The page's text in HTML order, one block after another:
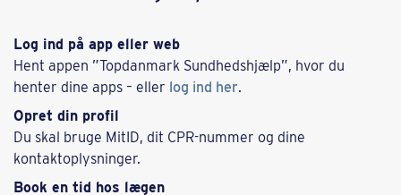
Log ind på app eller web
Hent appen ”Topdanmark Sundhedshjælp”, hvor du
henter dine apps – eller log ind her.
Opret din profil
Du skal bruge MitID, dit CPR-nummer og dine
kontaktoplysninger.
Book en tid hos lægen